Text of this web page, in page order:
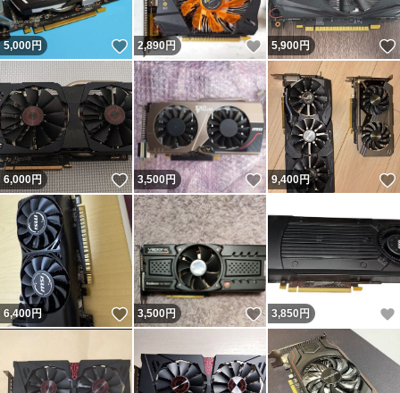
5,000円 いいね！
2,890円 いいね！
5,900円
6,000円 いいね！
3,500円 いいね！
9,400円
6,400円 いいね！
3,500円 いいね！
3,850 円